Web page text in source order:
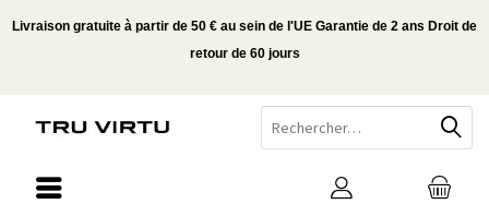
Livraison gratuite à partir de 50 € au sein de l'UE Garantie de 2 ans Droit de
retour de 60 jours